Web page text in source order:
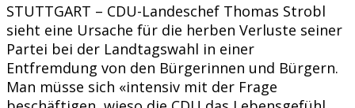
STUTTGART – CDU-Landeschef Thomas Strobl
sieht eine Ursache für die herben Verluste seiner
Partei bei der Landtagswahl in einer
Entfremdung von den Bürgerinnen und Bürgern.
Man müsse sich «intensiv mit der Frage